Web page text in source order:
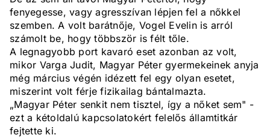
fenyegesse, vagy agresszívan lépjen fel a nőkkel
szemben. A volt barátnője, Vogel Evelin is arról
számolt be, hogy többször is félt tőle.
A legnagyobb port kavaró eset azonban az volt,
mikor Varga Judit, Magyar Péter gyermekeinek anyja
még március végén idézett fel egy olyan esetet,
miszerint volt férje fizikailag bántalmazta.
„Magyar Péter senkit nem tisztel, így a nőket sem" -
ezt a kétoldalú kapcsolatokért felelős államtitkár
fejtette ki.